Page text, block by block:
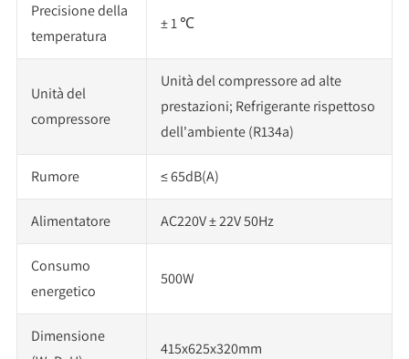
Precisione della
temperatura
± 1 ℃
Unità del
compressore
Unità del compressore ad alte
prestazioni; Refrigerante rispettoso
dell'ambiente (R134a)
Rumore ≤ 65dB(A)
Alimentatore AC220V ± 22V 50Hz
Consumo
energetico
500W
Dimensione
415x625x320mm